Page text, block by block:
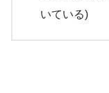
いている)